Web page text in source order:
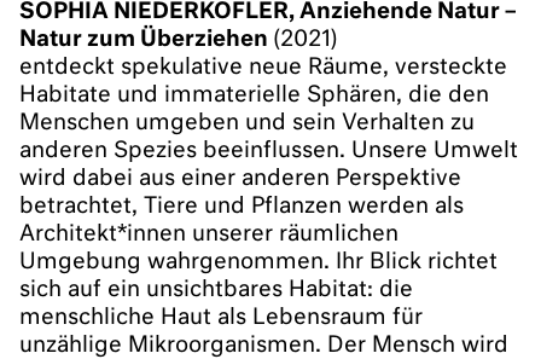
SOPHIA NIEDERKOFLER, Anziehende Natur –
Natur zum Überziehen (2021)
entdeckt spekulative neue Räume, versteckte
Habitate und immaterielle Sphären, die den
Menschen umgeben und sein Verhalten zu
anderen Spezies beeinflussen. Unsere Umwelt
wird dabei aus einer anderen Perspektive
betrachtet, Tiere und Pflanzen werden als
Architekt*innen unserer räumlichen
Umgebung wahrgenommen. Ihr Blick richtet
sich auf ein unsichtbares Habitat: die
menschliche Haut als Lebensraum für
unzählige Mikroorganismen. Der Mensch wird